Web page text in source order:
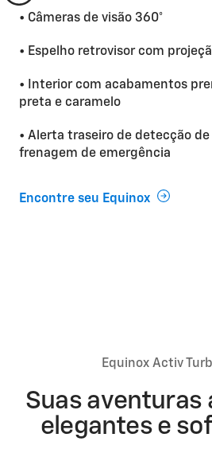
• Câmeras de visão 360°
• Espelho retrovisor com
• Interior com acabamentos
preta e caramelo
• Alerta traseiro de detecção
frenagem de emergência
Encontre seu Equinox
Equinox Activ
Suas aventuras
elegantes e